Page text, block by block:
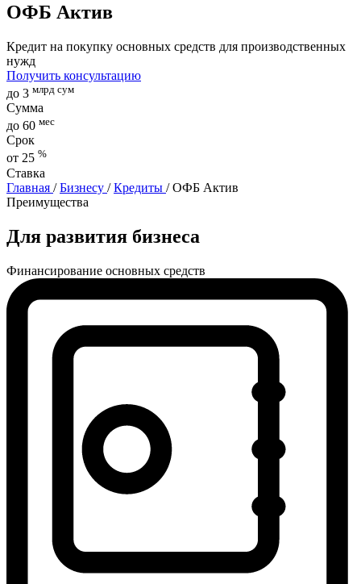
ОФБ Актив
Кредит на покупку основных средств для производственных
нужд
Получить консультацию
до 3 млрд сум
Сумма
до 60 мес
Срок
от 25 %
Ставка
Главная / Бизнесу / Кредиты /ОФБ Актив
Преимущества
Для развития бизнеса
Финансирование основных средств